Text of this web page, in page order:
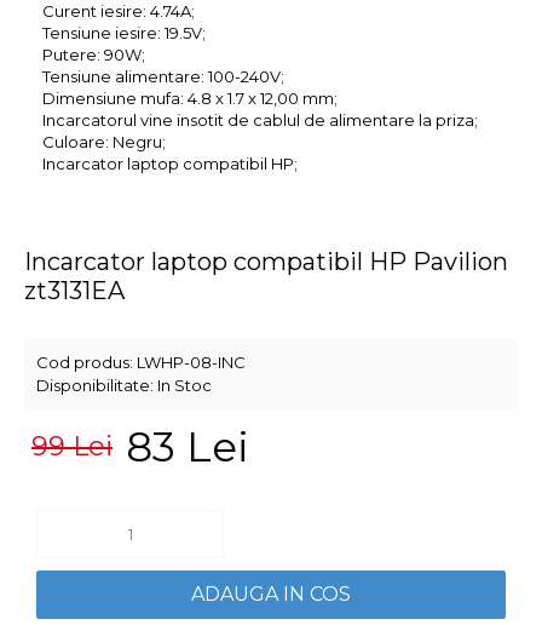
Curent iesire: 4.74A;
Tensiune iesire: 19.5V;
Putere: 90W;
Tensiune alimentare: 100-240V;
Dimensiune mufa: 4.8 x 1.7 x 12,00 mm;
Incarcatorul vine insotit de cablul de alimentare la priza;
Culoare: Negru;
Incarcator laptop compatibil HP;
Incarcator laptop compatibil HP Pavilion
zt3131EA
Cod produs: LWHP-08-INC
Disponibilitate: In Stoc
99 Lei 83 Lei
ADAUGA IN COS